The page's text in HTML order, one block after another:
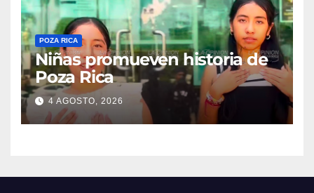
POZA RICA
Niñas promueven historia de
Poza Rica
4 AGOSTO, 2026